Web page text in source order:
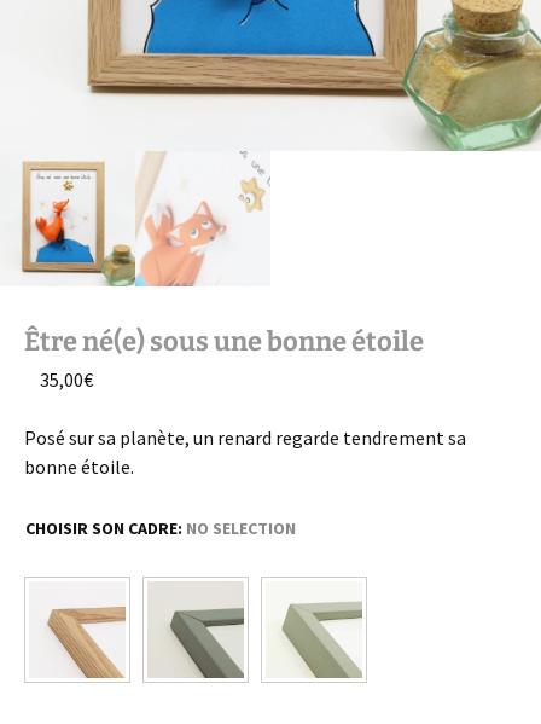
Être né(e) sous une bonne étoile
35,00€
Posé sur sa planète, un renard regarde tendrement sa
bonne étoile.
CHOISIR SON CADRE: NO SELECTION